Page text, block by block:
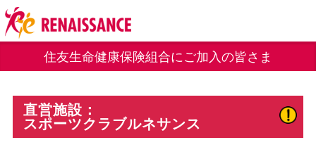
住友生命健康保険組合にご加入の皆さま
直営施設：
スポーツクラブルネサンス